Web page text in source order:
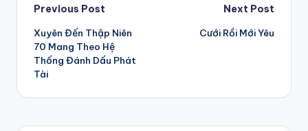
Post
navigation
Previous Post
Xuyên Đến Thập Niên
70 Mang Theo Hệ
Thống Đánh Dấu Phát
Tài
Next Post
Cưới Rồi Mới Yêu